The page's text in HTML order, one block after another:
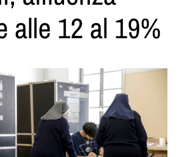
alle 12 al 19%